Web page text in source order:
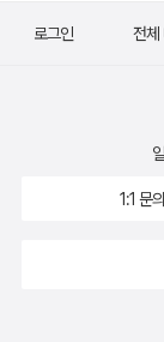
로그인 전체
1:1 문의